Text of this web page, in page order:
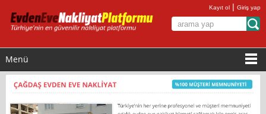
Kayıt ol |Giriş yap
Menü